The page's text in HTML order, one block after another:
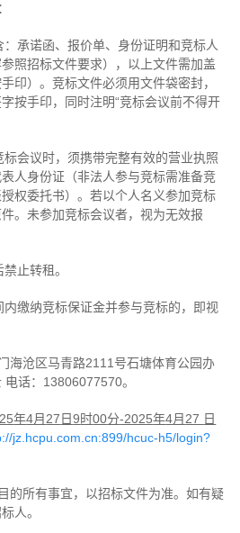
承诺函、报价单、身份证明和竞标人
照招标文件要求），以上文件需加盖
印）。竞标文件必须用文件袋密封，
按手印，同时注明“竞标会议前不得开
会议时，须携带完整有效的营业执照
人身份证（非法人参与竞标需准备竞
权委托书）。若以个人名义参加竞标
。未参加竞标会议者，视为无效报
止转租。
缴纳竞标保证金并参与竞标的，即视
海沧区马青路2111 号石塘体育公园办
话： 13806077570。
年4月 27 日9时00分-2025年4月 27 日
jz.hcpu.com.cn:899/hcuc-h5/login?
的所有事宜，以招标文件为准。如有疑
人。